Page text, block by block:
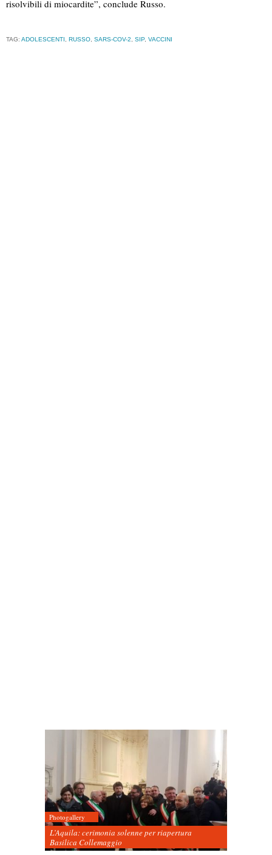
risolvibili di miocardite”, conclude Russo.
TAG: ADOLESCENTI, RUSSO, SARS-COV-2, SIP, VACCINI
Photogallery
L’Aquila: cerimonia solenne per riapertura
Basilica Collemaggio